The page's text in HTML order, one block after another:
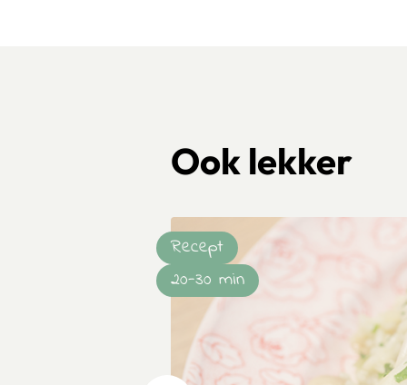
Ook lekker
Recept
20-30 min